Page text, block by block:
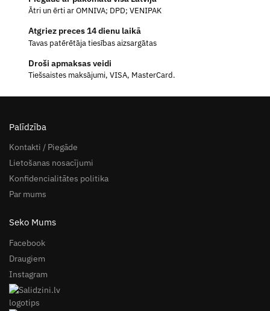
Ātri un ērti ar OMNIVA; DPD; VENIPAK
Atgriez preces 14 dienu laikā
Tavas patērētāja tiesības aizsargātas
Droši apmaksas veidi
Tiešsaistes maksājumi, VISA, MasterCard.
Palīdzība
Kontakti / Piegāde
Lietošanas nosacījumi
Konfidencialitātes politika
Par mums
Seko Mums
Facebook
Draugiem
Instagram